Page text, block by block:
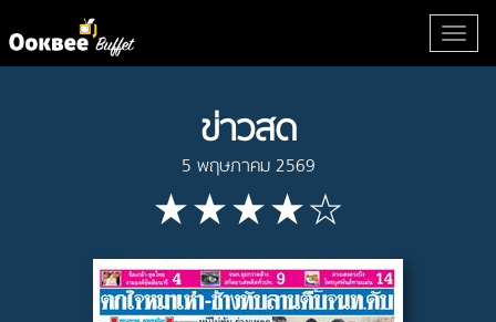
ข่าวสด
5 พฤษภาคม 2569